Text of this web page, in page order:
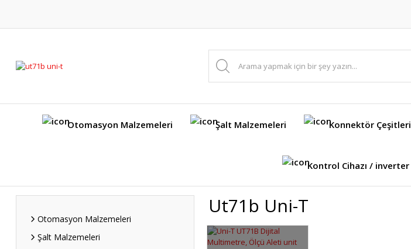
Otomasyon Malzemeleri Şalt Malzemeleri Konnektör Çeşitleri
Kontrol Cihazı / inverter
Otomasyon Malzemeleri
Şalt Malzemeleri
Ut71b Uni-T